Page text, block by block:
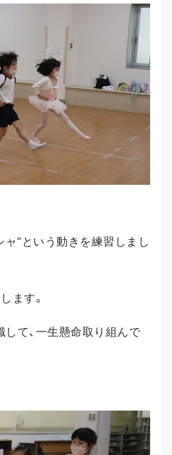
ャ“という動きを練習しまし
ます。
て、一生懸命取り組んで